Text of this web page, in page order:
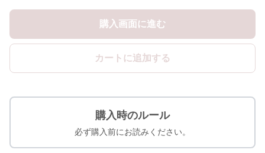
購入画面に進む
カートに追加する
購入時のルール
必ず購入前にお読みください。